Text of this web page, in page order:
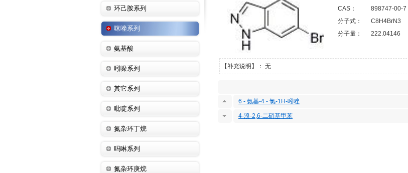
环己胺系列
咪唑系列
氨基酸
吲哚系列
其它系列
吡啶系列
氮杂环丁烷
吗啉系列
氮杂环庚烷
CAS：
898747-00-7
分子式：
C8H4BrN3
分子量：
222.04146
【补充说明】： 无
6 - 氨基-4 - 氯-1H-吲唑
4-溴-2,6-二硝基甲苯